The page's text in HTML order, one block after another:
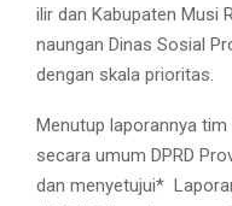
ilir dan Kabupaten Musi
naungan Dinas Sosial
dengan skala prioritas.
Menutup laporannya
secara umum DPRD
dan menyetujui*